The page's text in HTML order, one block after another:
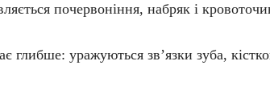
почервоніння, набряк і
уражуються зв’язки зуба,